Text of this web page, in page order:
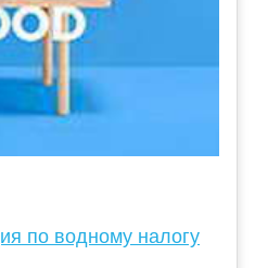
по водному налогу